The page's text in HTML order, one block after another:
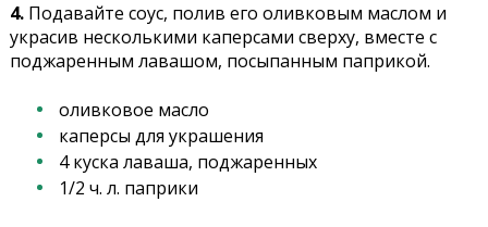
4.Подавайте соус, полив его оливковым маслом и
украсив несколькими каперсами сверху, вместе с
поджаренным лавашом, посыпанным паприкой.
оливковое масло
каперсы для украшения
4 куска лаваша, поджаренных
1/2 ч. л. паприки